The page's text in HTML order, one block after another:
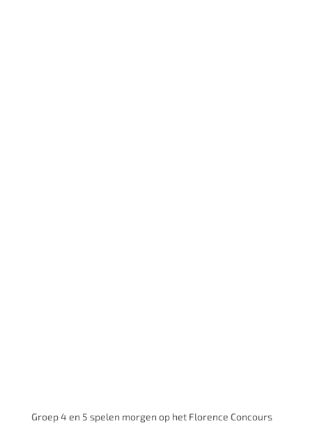
Groep 4 en 5 spelen morgen op het Florence Concours